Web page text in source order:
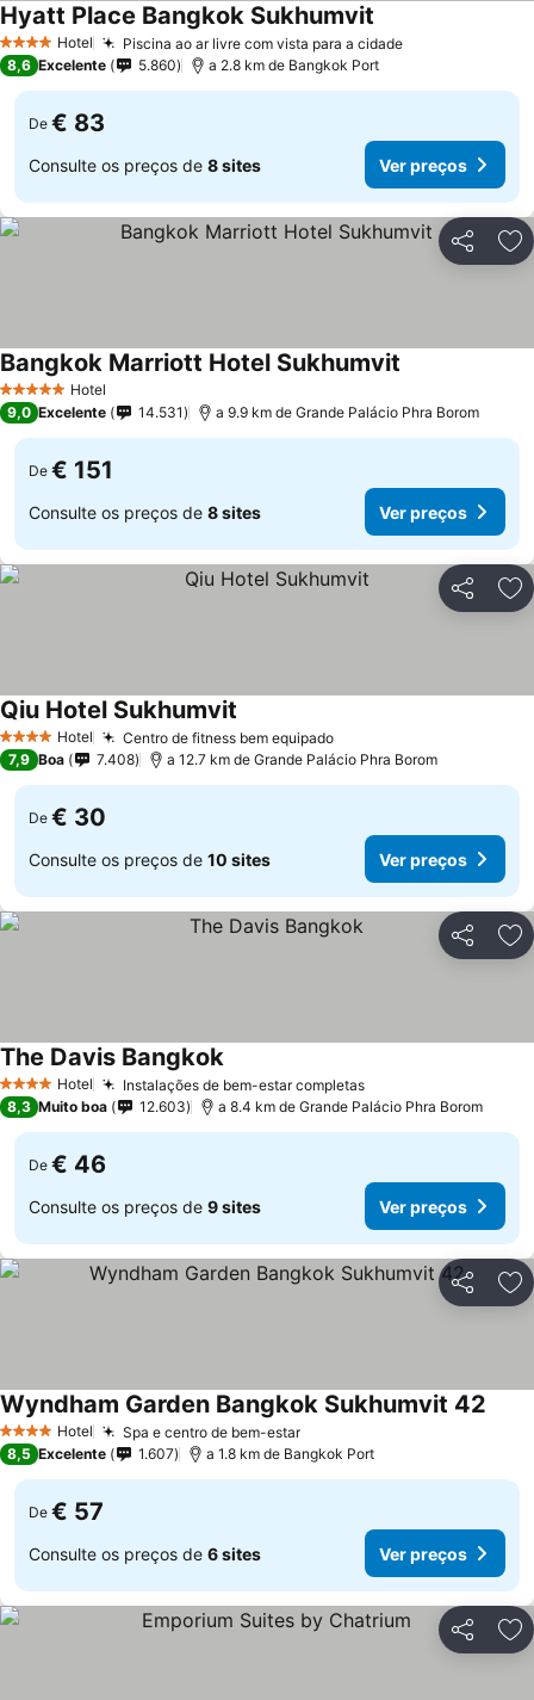
4 EstrelasHotel Piscina ao ar livre com vista para a cidadeVer preços
Hyatt Place Bangkok Sukhumvit
8,6 Excelente 5.860 a 2.8 km de Bangkok Port
De € 83
Consulte os preços de 8 sites Ver preços
Partilhar
5 Estrelas Hotel
Bangkok Marriott Hotel Sukhumvit
9,0 Excelente 14.531 a 9.9 km de Grande Palácio Phra Borom
De € 151
Consulte os preços de 8 sites Ver preços
Partilhar
4 EstrelasHotel Centro de fitness bem equipadoVer preços
Qiu Hotel Sukhumvit
7,9 Boa 7.408 a 12.7 km de Grande Palácio Phra Borom
De € 30
Consulte os preços de 10 sites Ver preços
Partilhar
4 EstrelasHotel Instalações de bem-estar completasVer preços
The Davis BangkokVer preços
8,3 Muito boa 12.603 a 8.4 km de Grande Palácio Phra Borom
De € 46
Consulte os preços de 9 sites Ver preços
Partilhar
4 EstrelasHotel Spa e centro de bem-estarVer preços
Wyndham Garden Bangkok Sukhumvit 42
8,5 Excelente 1.607 a 1.8 km de Bangkok Port
De € 57
Consulte os preços de 6 sites Ver preços
Partilhar